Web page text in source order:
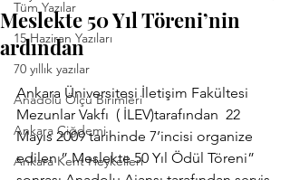
Tüm Yazılar
15 Haziran Yazıları
70 yıllık yazılar
Anadolu Ölçü Birimleri
Ankara Çiğdemi
Ankara Kent Heykelleri
Meslekte 50 Yıl Töreni’nin
ardından
Ankara Üniversitesi İletişim Fakültesi
Mezunlar Vakfı  ( İLEV)tarafından  22
Mayıs 2009 tarihinde 7’incisi organize
edilen ” Meslekte 50 Yıl Ödül Töreni”